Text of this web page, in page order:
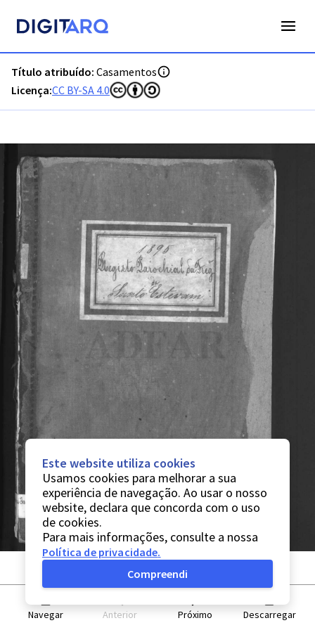
Título atribuído: Casamentos
Licença:CC BY-SA 4.0
Navegar Anterior Próximo Descarregar
Este website utiliza cookies
Usamos cookies para melhorar a sua
experiência de navegação. Ao usar o nosso
website, declara que concorda com o uso
de cookies.
Para mais informações, consulte a nossa
Política de privacidade.
Compreendi